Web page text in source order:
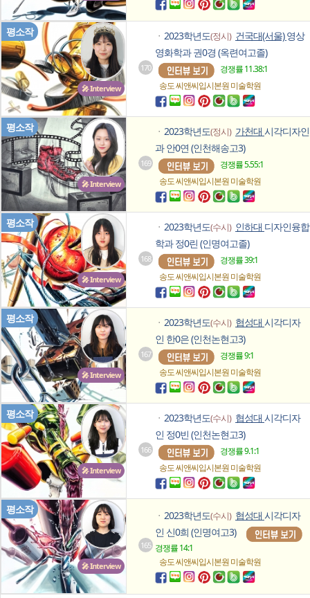
🎤 Interview
평소작
170
ㆍ 2023학년도(정시) 건국대(서울)영상
영화학과 권0경 (옥련여고졸)
경쟁률 11.38:1
송도 씨앤씨입시본원미술학원
🎤 Interview
평소작
169
ㆍ 2023학년도(정시) 가천대 시각디자인
과 안0연 (인천해송고3)
경쟁률 5.55:1
송도 씨앤씨입시본원미술학원
🎤 Interview
평소작
168
ㆍ 2023학년도(수시) 인하대 디자인융합
학과 정0린 (인명여고졸)
경쟁률 39:1
송도 씨앤씨입시본원미술학원
🎤 Interview
평소작
167
ㆍ 2023학년도(수시) 협성대 시각디자
인 한0은 (인천논현고3)
경쟁률 9:1
송도 씨앤씨입시본원미술학원
🎤 Interview
평소작
166
ㆍ 2023학년도(수시) 협성대 시각디자
인 정0빈 (인천논현고3)
경쟁률 9.1:1
송도 씨앤씨입시본원미술학원
🎤 Interview
평소작
165
ㆍ 2023학년도(수시) 협성대 시각디자
인 신0희 (인명여고3)
경쟁률 14:1
송도 씨앤씨입시본원미술학원